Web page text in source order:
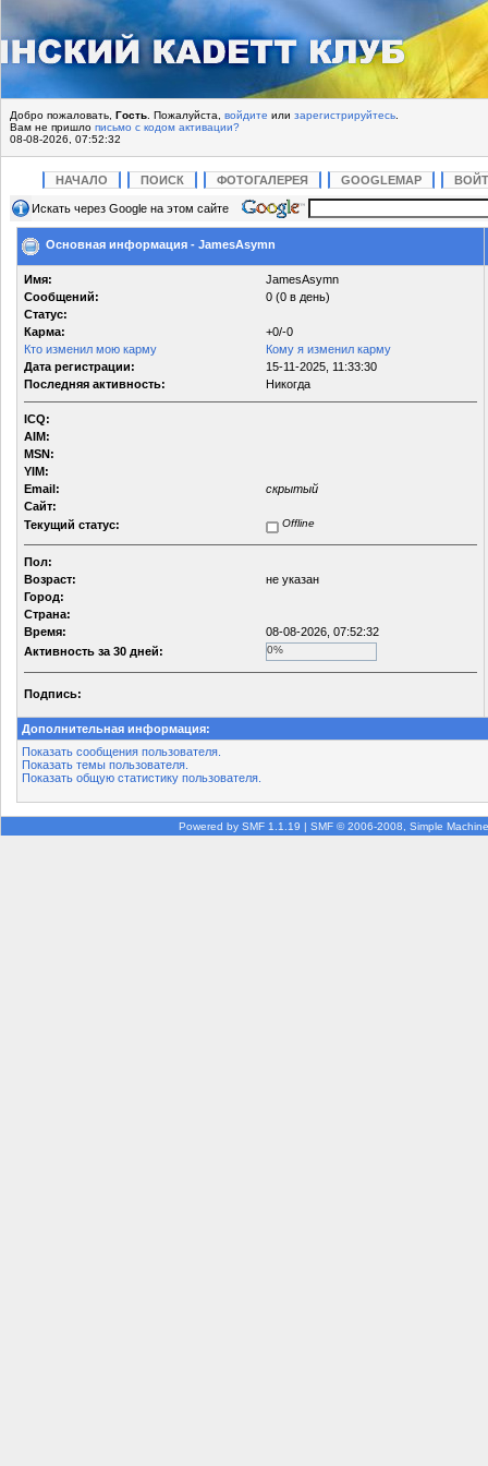
Добро пожаловать, Гость . Пожалуйста, войдите или зарегистрируйтесь
Вам не пришло письмо с кодом активации?
08-08-2026, 07:52:32
НАЧАЛО ПОИСК ФОТОГАЛЕРЕЯ GOOGLEMAP
Искать через Google на этом сайте
Основная информация - JamesAsymn
Имя:
JamesAsymn
Сообщений:
0 (0 в день)
Статус:
Карма:
+0/-0
Кто изменил мою карму
Кому я изменил карму
Дата регистрации:
15-11-2025, 11:33:30
Последняя активность:
Никогда
ICQ:
AIM:
MSN:
YIM:
Email:
скрытый
Сайт:
Текущий статус:
Offline
Пол:
Возраст:
не указан
Город:
Страна:
Время:
08-08-2026, 07:52:32
Активность за 30 дней:
0%
Подпись:
Дополнительная информация:
Показать сообщения пользователя.
Показать темы пользователя.
Показать общую статистику пользователя.
Powered by SMF 1.1.19 | SMF © 2006-2008, Simple